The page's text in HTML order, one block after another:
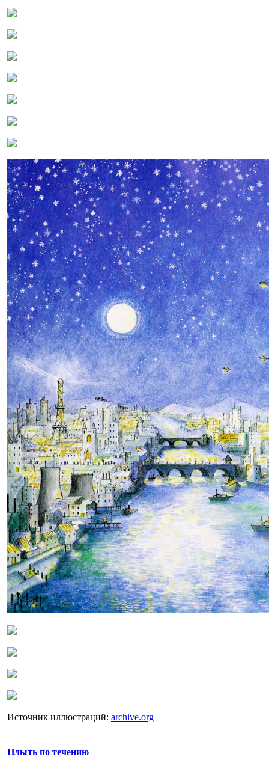
Источник иллюстраций: archive.org
Плыть по течению